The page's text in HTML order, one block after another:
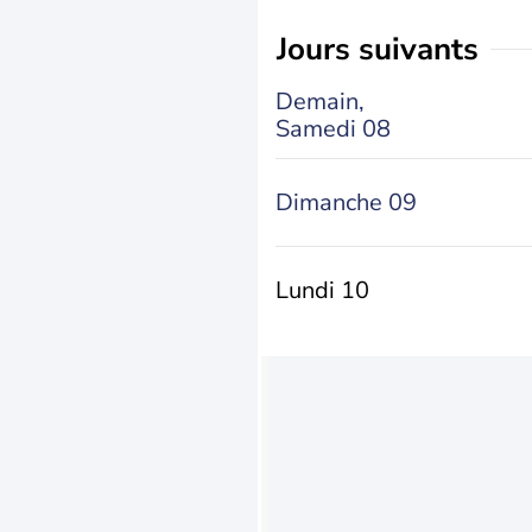
jours suivants
Demain,
Samedi 08
Dimanche 09
Lundi 10